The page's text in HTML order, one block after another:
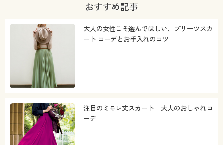
おすすめ記事
大人の女性こそ選んでほしい、プリーツスカ
ート コーデとお手入れのコツ
注目のミモレ丈スカート 大人のおしゃれコ
ーデ